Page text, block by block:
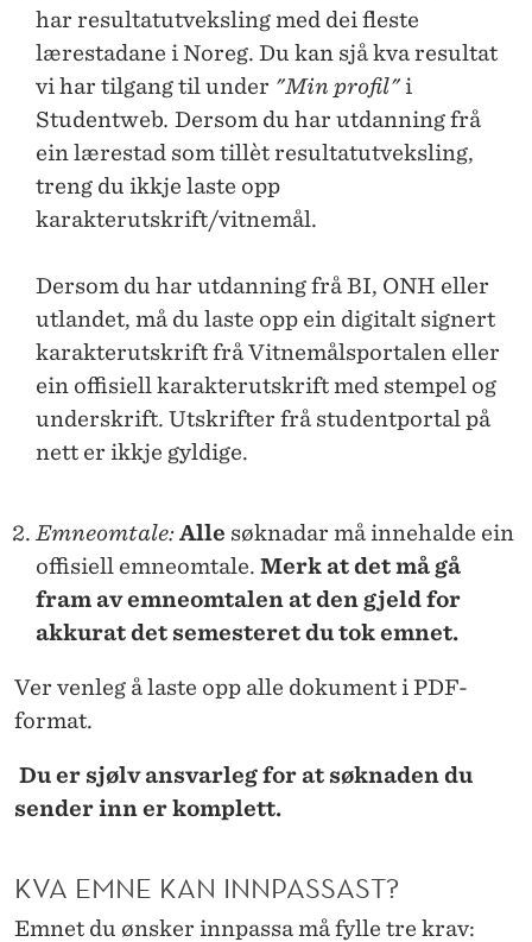
har resultatutveksling med dei fleste
lærestadane i Noreg. Du kan sjå kva resultat
vi har tilgang til under "Min profil" i
Studentweb. Dersom du har utdanning frå
ein lærestad som tillèt resultatutveksling,
treng du ikkje laste opp
karakterutskrift/vitnemål.
Dersom du har utdanning frå BI, ONH eller
utlandet, må du laste opp ein digitalt signert
karakterutskrift frå Vitnemålsportalen eller
ein offisiell karakterutskrift med stempel og
underskrift. Utskrifter frå studentportal på
nett er ikkje gyldige.
Emneomtale:Alle søknadar må innehalde ein
offisiell emneomtale. Merk at det må gå
fram av emneomtalen at den gjeld for
akkurat det semesteret du tok emnet.
Ver venleg å laste opp alle dokument i PDF-
format.
Du er sjølv ansvarleg for at søknaden du
sender inn er komplett.
KVA EMNE KAN INNPASSAST?
Emnet du ønsker innpassa må fylle tre krav: